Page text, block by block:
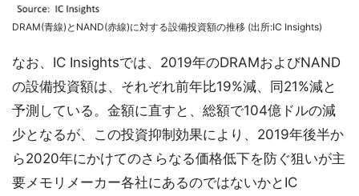
DRAM(青線)とNAND(赤線)に対する設備投資額の推移 (出所:IC Insights)
なお、IC Insightsでは、2019年のDRAMおよびNAND
の設備投資額は、それぞれ前年比19%減、同21%減と
予測している。金額に直すと、総額で104億ドルの減
少となるが、この投資抑制効果により、2019年後半か
ら2020年にかけてのさらなる価格低下を防ぐ狙いが主
要メモリメーカー各社にあるのではないかとIC